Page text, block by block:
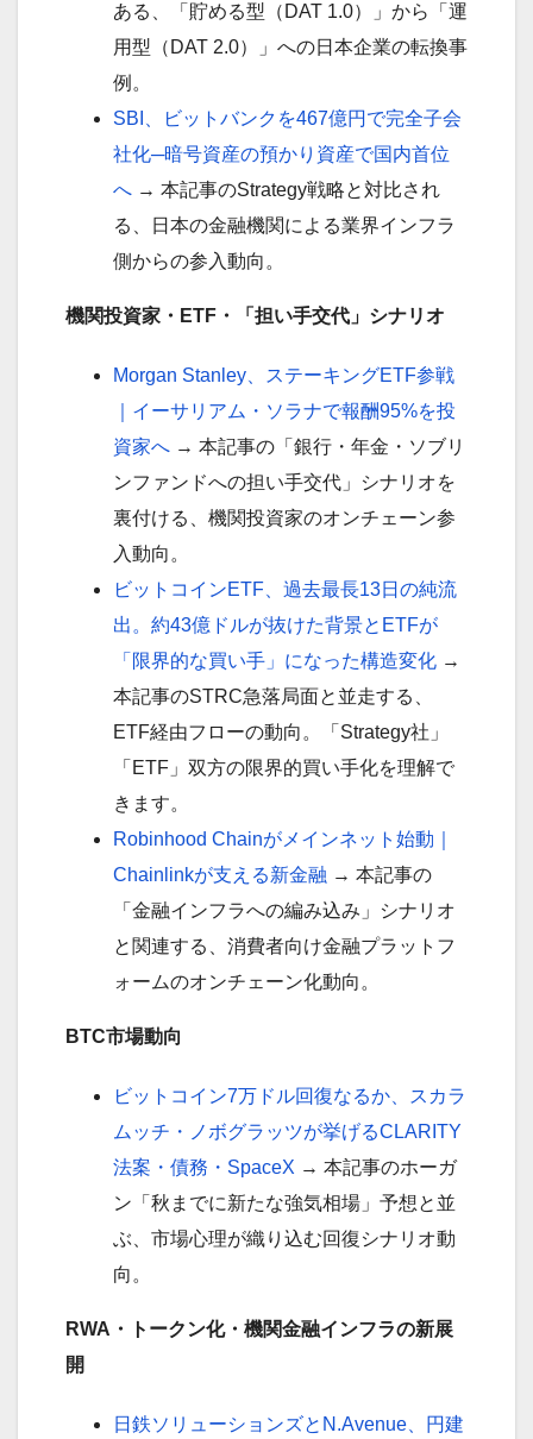
ある、「貯める型（DAT 1.0）」から「運
用型（DAT 2.0）」への日本企業の転換事
例。
SBI、ビットバンクを467億円で完全子会
社化─暗号資産の預かり資産で国内首位
へ → 本記事のStrategy戦略と対比され
る、日本の金融機関による業界インフラ
側からの参入動向。
機関投資家・ETF・「担い手交代」シナリオ
Morgan Stanley、ステーキングETF参戦
｜イーサリアム・ソラナで報酬95%を投
資家へ → 本記事の「銀行・年金・ソブリ
ンファンドへの担い手交代」シナリオを
裏付ける、機関投資家のオンチェーン参
入動向。
ビットコインETF、過去最長13日の純流
出。約43億ドルが抜けた背景とETFが
「限界的な買い手」になった構造変化 →
本記事のSTRC急落局面と並走する、
ETF経由フローの動向。「Strategy社」
「ETF」双方の限界的買い手化を理解で
きます。
Robinhood Chainがメインネット始動｜
Chainlinkが支える新金融 → 本記事の
「金融インフラへの編み込み」シナリオ
と関連する、消費者向け金融プラットフ
ォームのオンチェーン化動向。
BTC市場動向
ビットコイン7万ドル回復なるか、スカラ
ムッチ・ノボグラッツが挙げるCLARITY
法案・債務・SpaceX → 本記事のホーガ
ン「秋までに新たな強気相場」予想と並
ぶ、市場心理が織り込む回復シナリオ動
向。
RWA・トークン化・機関金融インフラの新展
開
日鉄ソリューションズとN.Avenue、円建